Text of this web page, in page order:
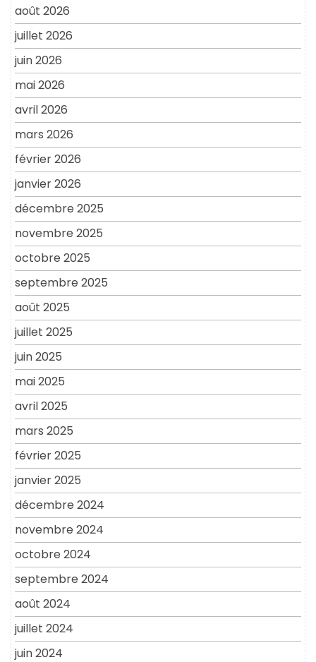
août 2026
juillet 2026
juin 2026
mai 2026
avril 2026
mars 2026
février 2026
janvier 2026
décembre 2025
novembre 2025
octobre 2025
septembre 2025
août 2025
juillet 2025
juin 2025
mai 2025
avril 2025
mars 2025
février 2025
janvier 2025
décembre 2024
novembre 2024
octobre 2024
septembre 2024
août 2024
juillet 2024
juin 2024